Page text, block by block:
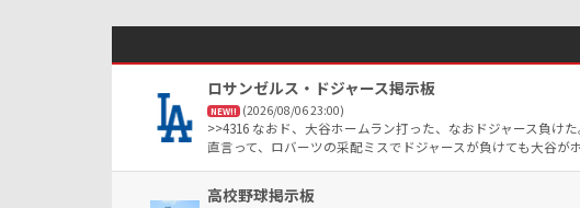
ロサンゼルス・ドジャース掲示板
NEW!! (2026/08/06 23:00)
>>4316 なおド、大谷ホームラン打った、なおドジャース負け
直言って、ロバーツの采配ミスでドジャースが負けても大谷が
高校野球掲示板